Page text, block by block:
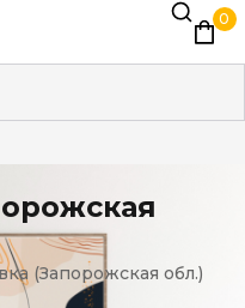
0
(Запорожская обл.)